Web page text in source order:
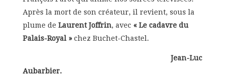
Après la mort de son créateur, il revient, sous la
plume de Laurent Joffrin, avec « Le cadavre du
Palais-Royal »chez Buchet-Chastel.
Jean-Luc
Aubarbier.